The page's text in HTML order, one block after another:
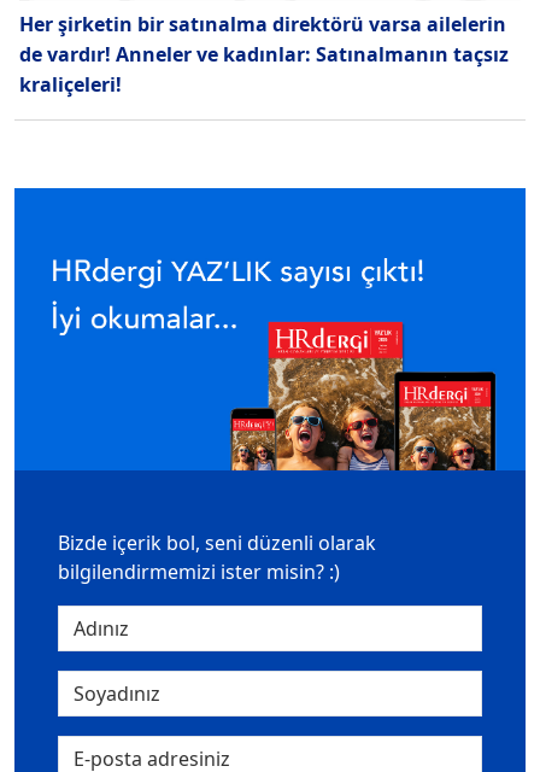
Her şirketin bir satınalma direktörü varsa ailelerin
de vardır! Anneler ve kadınlar: Satınalmanın taçsız
kraliçeleri!
Bizde içerik bol, seni düzenli olarak
bilgilendirmemizi ister misin? :)